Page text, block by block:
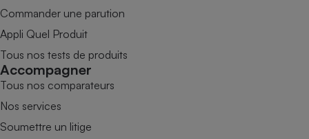
Commander une parution
Appli Quel Produit
Tous nos tests de produits
Accompagner
Tous nos comparateurs
Nos services
Soumettre un litige